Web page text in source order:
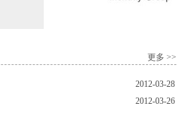
更多 >>
2012-03-28
2012-03-26